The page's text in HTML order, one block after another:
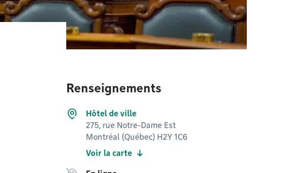
Renseignements
Hôtel de ville
275, rue Notre-Dame Est
Montréal (Québec) H2Y 1C6
Voir la carte